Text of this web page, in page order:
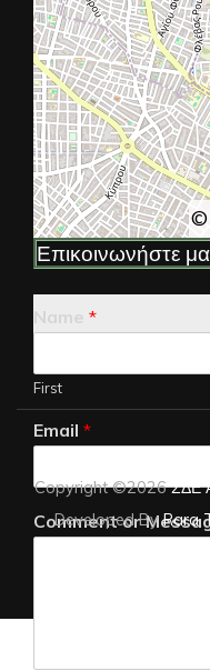
©
Επικοινωνήστε
*
First
Email *
Comment or
Copyright ©2026ΣΔΕ
Developed ByRara